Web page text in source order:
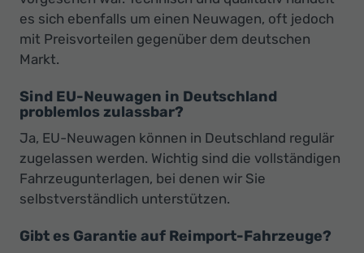
es sich ebenfalls um einen Neuwagen, oft jedoch
mit Preisvorteilen gegenüber dem deutschen
Markt.
Sind EU-Neuwagen in Deutschland
problemlos zulassbar?
Ja, EU-Neuwagen können in Deutschland regulär
zugelassen werden. Wichtig sind die vollständigen
Fahrzeugunterlagen, bei denen wir Sie
selbstverständlich unterstützen.
Gibt es Garantie auf Reimport-Fahrzeuge?